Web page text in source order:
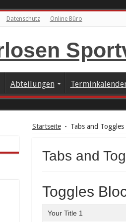
Datenschutz Online Büro
Abteilungen
Startseite - Tabs and Toggles
Tabs and
Toggles
Your Title 1